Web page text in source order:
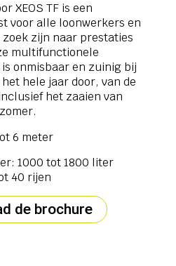
XEOS TF is een
voor alle loonwerkers en
zijn naar prestaties
multifunctionele
onmisbaar en zuinig bij
hele jaar door, van de
het zaaien van
6 meter
1000 tot 1800 liter
40 rijen
de brochure